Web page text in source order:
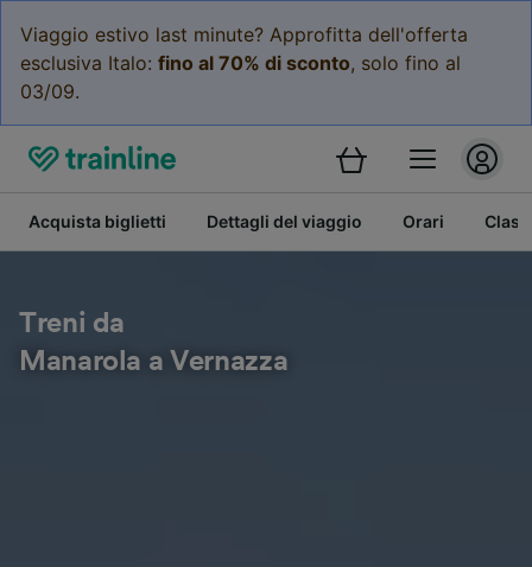
Viaggio estivo last minute? Approfitta dell'offerta
esclusiva Italo: fino al 70% di sconto, solo fino al
03/09.
Acquista biglietti Dettagli del viaggio Orari
Treni da
Manarola a Vernazza